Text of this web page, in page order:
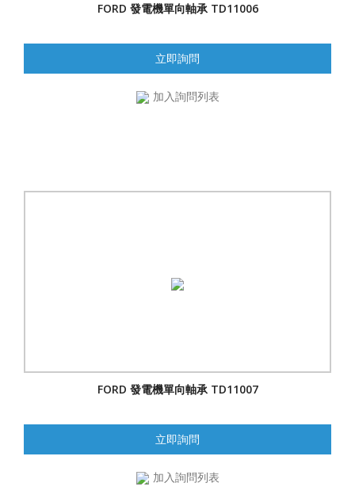
FORD 發電機單向軸承 TD11006
立即詢問
加入詢問列表
FORD 發電機單向軸承 TD11007
立即詢問
加入詢問列表